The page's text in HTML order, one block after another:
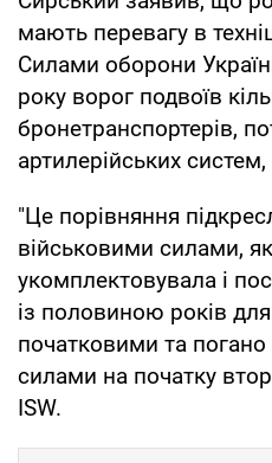
мають перевагу в
Силами оборони
року ворог подвоїв
бронетранспортерів,
артилерійських систем,
"Це порівняння
військовими силами,
укомплектовувала і
із половиною років для
початковими та
силами на початку
ISW.